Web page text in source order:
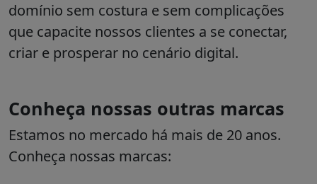
domínio sem costura e sem complicações
que capacite nossos clientes a se conectar,
criar e prosperar no cenário digital.
Conheça nossas outras marcas
Estamos no mercado há mais de 20 anos.
Conheça nossas marcas: